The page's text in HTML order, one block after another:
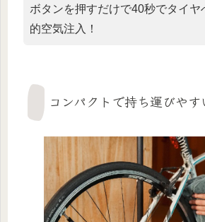
ボタンを押すだけで40秒でタイヤ
的空気注入！
コンパクトで持ち運びやす